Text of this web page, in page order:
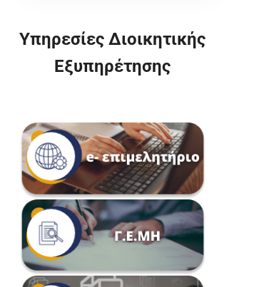
Υπηρεσίες Διοικητικής
Εξυπηρέτησης